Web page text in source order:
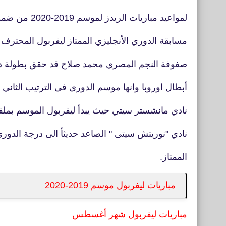
لمواعيد مباريات الريدز لموسم 2019-2020 من ضمن
مسابقة الدوري الأنجليزي الممتاز ليفربول
صفوفة النجم المصري محمد صلاح قد حقق بطولة
أبطال اوروبا وانها موسم الدورى فى الترتيب
نادي مانشستر سيتي حيث يبدأ ليفربول الموسم
نادي "نوريتش سيتى " الصاعد حديثأ الى درجة
الممتاز.
مباريات ليفربول موسم 2019-2020
مباريات ليفربول شهر أغسطس